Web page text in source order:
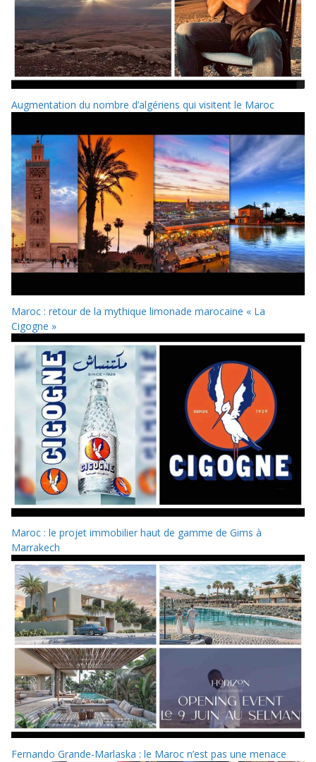
Augmentation du nombre d’algériens qui visitent le Maroc
Maroc : retour de la mythique limonade marocaine « La
Cigogne »
Maroc : le projet immobilier haut de gamme de Gims à
Marrakech
Fernando Grande-Marlaska : le Maroc n’est pas une menace